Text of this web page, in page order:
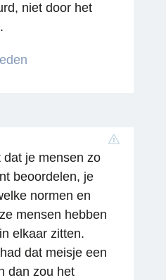
niet door het
dat je mensen zo
beoordelen, je
normen en
mensen hebben
elkaar zitten.
dat meisje een
dan zou het